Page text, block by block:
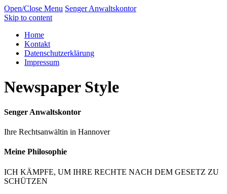
Open/Close Menu Senger Anwaltskontor
Skip to content
Home
Kontakt
Datenschutzerklärung
Impressum
Newspaper Style
Senger Anwaltskontor
Ihre Rechtsanwältin in Hannover
Meine Philosophie
ICH KÄMPFE, UM IHRE RECHTE NACH DEM GESETZ ZU
SCHÜTZEN